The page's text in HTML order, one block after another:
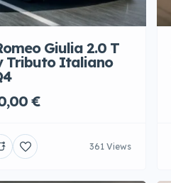
Giulia 2.0 T
Tributo Italiano
€
361 Views